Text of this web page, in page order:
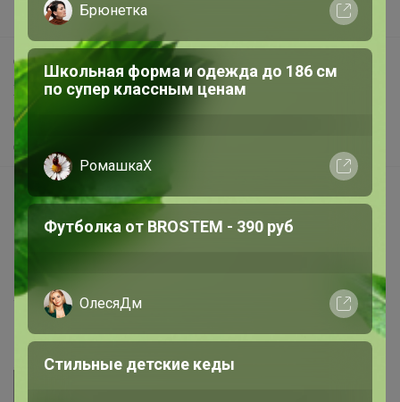
Поддержка альпак
Самое выгодное
Хиты продаж
Самое желанное
Самое быстрое
Начать зарабатывать с 24-ok
Picabox.ru - Лучшее место для ваших изображений
Розыгрыш - Генератор случайных чисел
Пульс нашего маркетплейса
Укорачиватель ссылок
Брюнетка
Школьная форма и одежда до 186 см
по супер классным ценам
РомашкаХ
Футболка от BROSTEM - 390 руб
ОлесяДм
Стильные детские кеды